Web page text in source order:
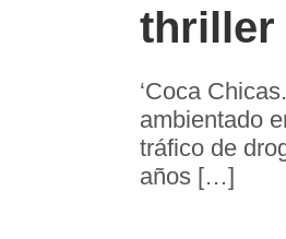
thriller
‘Coca
ambientado
tráfico de
años […]